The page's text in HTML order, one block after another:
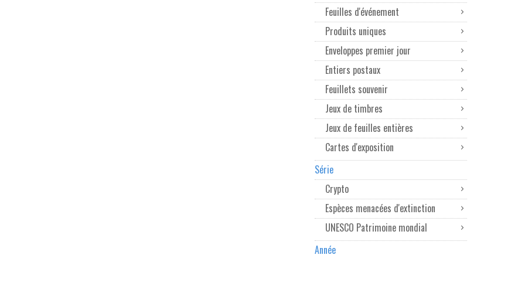
Feuilles d'événement
Produits uniques
Enveloppes premier jour
Entiers postaux
Feuillets souvenir
Jeux de timbres
Jeux de feuilles entières
Cartes d'exposition
Série
Crypto
Espèces menacées d'extinction
UNESCO Patrimoine mondial
Année